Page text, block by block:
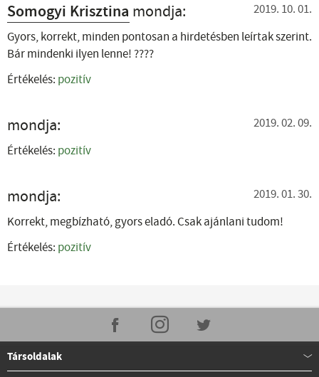
Somogyi Krisztina mondja: 2019. 10. 01.
Gyors, korrekt, minden pontosan a hirdetésben leírtak szerint.
Bár mindenki ilyen lenne! ????
Értékelés: pozitív
mondja: 2019. 02. 09.
Értékelés: pozitív
mondja: 2019. 01. 30.
Korrekt, megbízható, gyors eladó. Csak ajánlani tudom!
Értékelés: pozitív
Társoldalak